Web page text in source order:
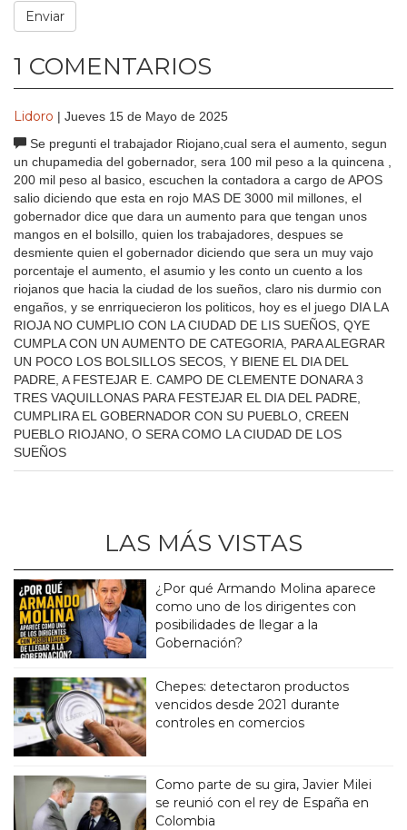
1 COMENTARIOS
Lidoro | Jueves 15 de Mayo de 2025
Se pregunti el trabajador Riojano,cual sera el aumento, segun
un chupamedia del gobernador, sera 100 mil peso a la quincena ,
200 mil peso al basico, escuchen la contadora a cargo de APOS
salio diciendo que esta en rojo MAS DE 3000 mil millones, el
gobernador dice que dara un aumento para que tengan unos
mangos en el bolsillo, quien los trabajadores, despues se
desmiente quien el gobernador diciendo que sera un muy vajo
porcentaje el aumento, el asumio y les conto un cuento a los
riojanos que hacia la ciudad de los sueños, claro nis durmio con
engaños, y se enrriquecieron los politicos, hoy es el juego DIA LA
RIOJA NO CUMPLIO CON LA CIUDAD DE LIS SUEÑOS, QYE
CUMPLA CON UN AUMENTO DE CATEGORIA, PARA ALEGRAR
UN POCO LOS BOLSILLOS SECOS, Y BIENE EL DIA DEL
PADRE, A FESTEJAR E. CAMPO DE CLEMENTE DONARA 3
TRES VAQUILLONAS PARA FESTEJAR EL DIA DEL PADRE,
CUMPLIRA EL GOBERNADOR CON SU PUEBLO, CREEN
PUEBLO RIOJANO, O SERA COMO LA CIUDAD DE LOS
SUEÑOS
LAS MÁS VISTAS
¿Por qué Armando Molina aparece
como uno de los dirigentes con
posibilidades de llegar a la
Gobernación?
Chepes: detectaron productos
vencidos desde 2021 durante
controles en comercios
Como parte de su gira, Javier Milei
se reunió con el rey de España en
Colombia